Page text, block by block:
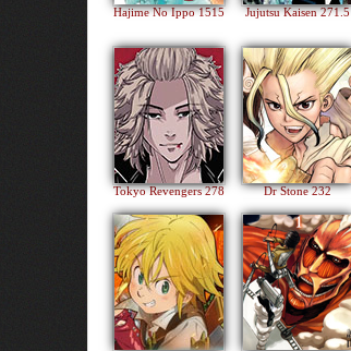
Hajime No Ippo 1515 Jujutsu Kaisen 271.5
Tokyo Revengers 278 Dr Stone 232